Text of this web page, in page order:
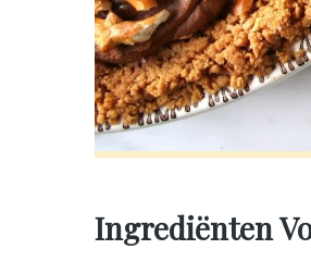
Ingrediënten